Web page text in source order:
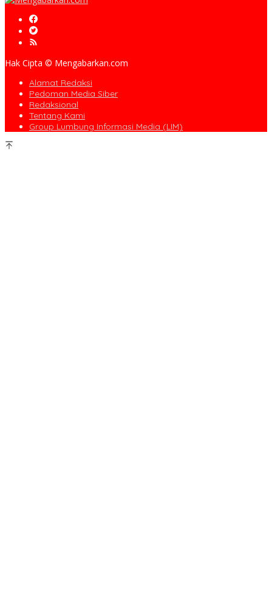
Hak Cipta © Mengabarkan.com
Alamat Redaksi
Pedoman Media Siber
Redaksional
Tentang Kami
Group Lumbung Informasi Media (LIM)